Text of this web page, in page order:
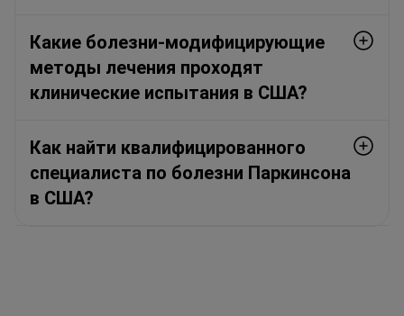
Какие болезни-модифицирующие
методы лечения проходят
клинические испытания в США?
Как найти квалифицированного
специалиста по болезни Паркинсона
в США?